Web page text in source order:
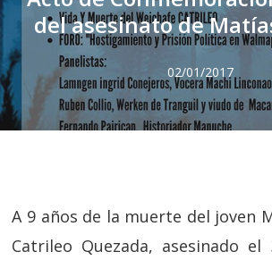
del asesinato de
02/01/2017
A 9 años de la muerte del joven
Catrileo Quezada, asesinado